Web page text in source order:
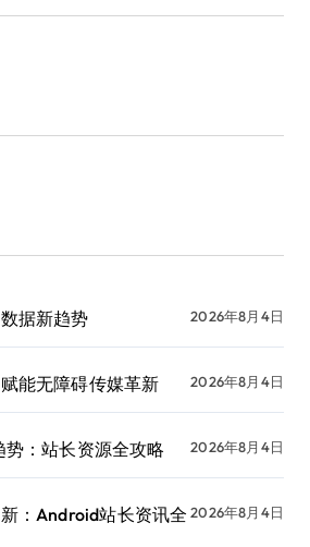
据新趋势 2026年8月4日
能无障碍传媒革新 2026年8月4日
：站长资源全攻略 2026年8月4日
：Android站长资讯全 2026年8月4日